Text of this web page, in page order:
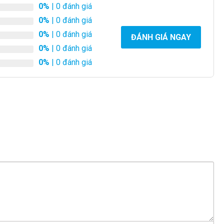
0% | 0 đánh giá
0% | 0 đánh giá
0% | 0 đánh giá
0% | 0 đánh giá
0% | 0 đánh giá
ĐÁNH GIÁ NGAY